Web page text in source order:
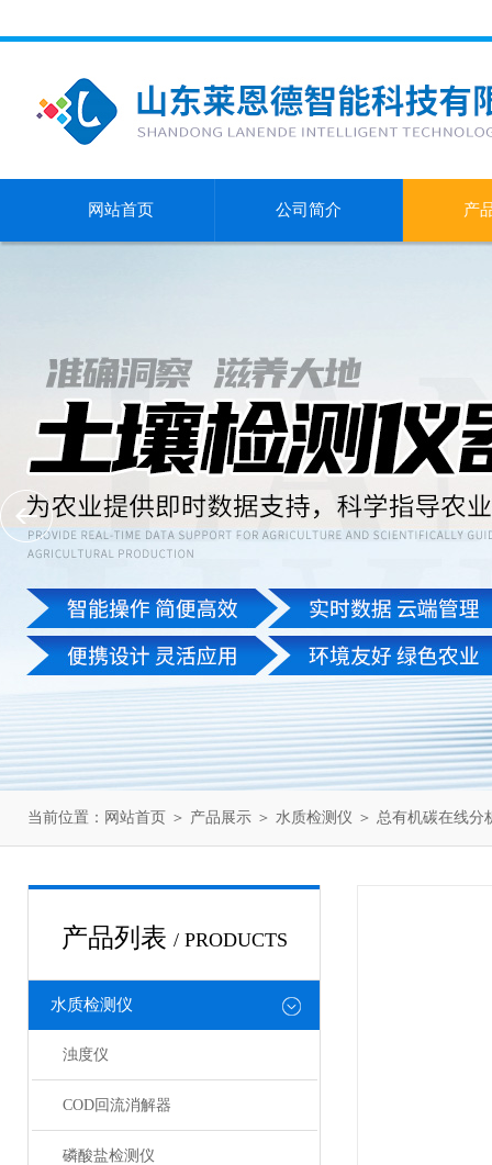
网站首页 公司简介 产
当前位置： 网站首页 ＞ 产品展示 ＞ 水质检测仪 ＞ 总有机碳在线分
产品列表 / PRODUCTS
水质检测仪
浊度仪
COD回流消解器
磷酸盐检测仪